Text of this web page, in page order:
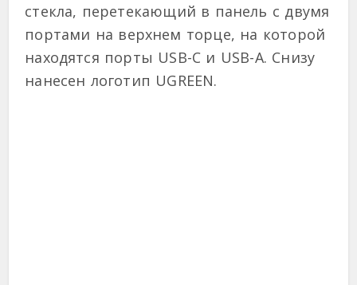
стекла, перетекающий в панель с двумя
портами на верхнем торце, на которой
находятся порты USB-C и USB-A. Снизу
нанесен логотип UGREEN.